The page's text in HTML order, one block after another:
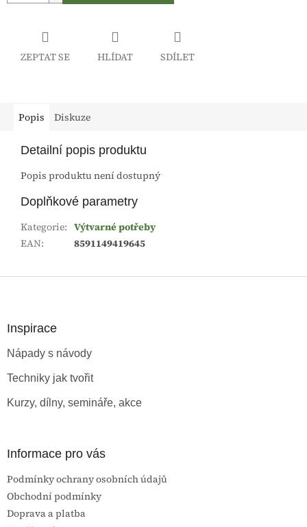
ZEPTAT SE HLÍDAT SDÍLET
Popis Diskuze
Detailní popis produktu
Popis produktu není dostupný
Doplňkové parametry
Kategorie: Výtvarné potřeby
EAN: 8591149419645
Inspirace
Nápady s návody
Techniky jak tvořit
Kurzy, dílny, semináře, akce
Informace pro vás
Podmínky ochrany osobních údajů
Obchodní podmínky
Doprava a platba